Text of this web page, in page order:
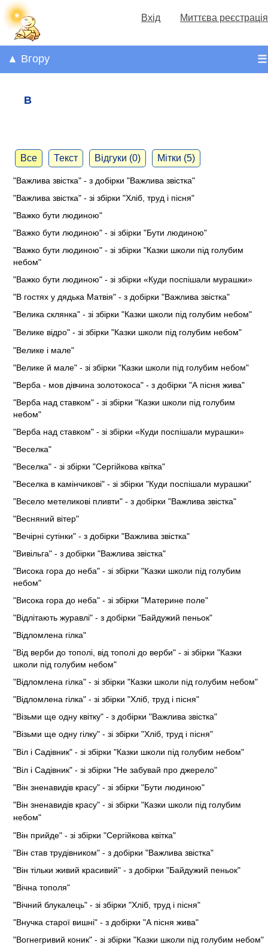
Вхід Миттєва реєстрація
☰
▲ Вгору
В
Все Текст Відгуки (0) Мітки (5)
"Важлива звістка" - з добірки "Важлива звістка"
"Важлива звістка" - зі збірки "Хліб, труд і пісня"
"Важко бути людиною"
"Важко бути людиною" - зі збірки "Бути людиною"
"Важко бути людиною" - зі збірки "Казки школи під голубим
небом"
"Важко бути людиною" - зі збірки «Куди поспішали мурашки»
"В гостях у дядька Матвія" - з добірки "Важлива звістка"
"Велика склянка" - зі збірки "Казки школи під голубим небом"
"Велике відро" - зі збірки "Казки школи під голубим небом"
"Велике і мале"
"Велике й мале" - зі збірки "Казки школи під голубим небом"
"Верба - мов дівчина золотокоса" - з добірки "А пісня жива"
"Верба над ставком" - зі збірки "Казки школи під голубим
небом"
"Верба над ставком" - зі збірки «Куди поспішали мурашки»
"Веселка"
"Веселка" - зі збірки "Сергійкова квітка"
"Веселка в камінчикові" - зі збірки "Куди поспішали мурашки"
"Весело метеликові пливти" - з добірки "Важлива звістка"
"Весняний вітер"
"Вечірні сутінки" - з добірки "Важлива звістка"
"Вивільга" - з добірки "Важлива звістка"
"Висока гора до неба" - зі збірки "Казки школи під голубим
небом"
"Висока гора до неба" - зі збірки "Материне поле"
"Відлітають журавлі" - з добірки "Байдужий пеньок"
"Відломлена гілка"
"Від верби до тополі, від тополі до верби" - зі збірки "Казки
школи під голубим небом"
"Відломлена гілка" - зі збірки "Казки школи під голубим небом"
"Відломлена гілка" - зі збірки "Хліб, труд і пісня"
"Візьми ще одну квітку" - з добірки "Важлива звістка"
"Візьми ще одну гілку" - зі збірки "Хліб, труд і пісня"
"Віл і Садівник" - зі збірки "Казки школи під голубим небом"
"Віл і Садівник" - зі збірки "Не забувай про джерело"
"Він зненавидів красу" - зі збірки "Бути людиною"
"Він зненавидів красу" - зі збірки "Казки школи під голубим
небом"
"Він прийде" - зі збірки "Сергійкова квітка"
"Він став трудівником" - з добірки "Важлива звістка"
"Він тільки живий красивий" - з добірки "Байдужий пеньок"
"Вічна тополя"
"Вічний блукалець" - зі збірки "Хліб, труд і пісня"
"Внучка старої вишні" - з добірки "А пісня жива"
"Вогнегривий коник" - зі збірки "Казки школи під голубим небом"